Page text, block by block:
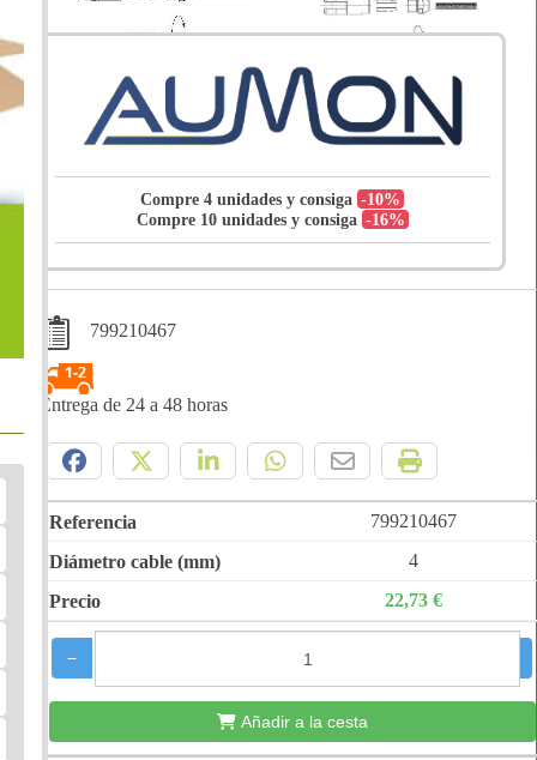
Compre 4 unidades y consiga-10%
Compre 10 unidades y consiga -16%
799210467
Entrega de 24 a 48 horas
799210467
4
22,73 €
−
Añadir a la cesta